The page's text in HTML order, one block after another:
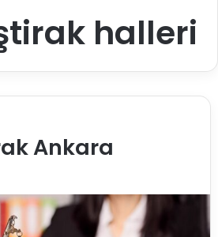
halleri
Ankara